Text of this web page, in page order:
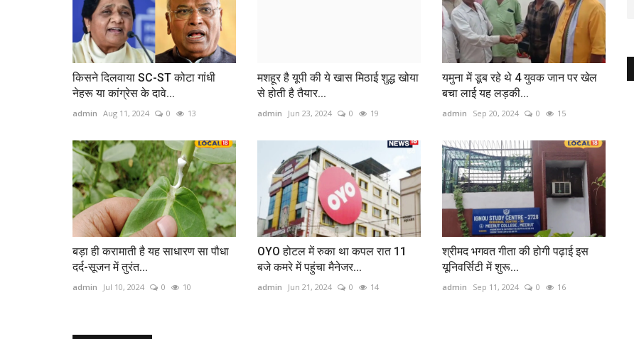
किसने दिलवाया SC-ST कोटा गांधी
नेहरू या कांग्रेस के दावे...
admin Aug 11, 2024 0 13
मशहूर है यूपी की ये खास मिठाई शुद्ध खोया
से होती है तैयार...
admin Jun 23, 2024 0 19
यमुना में डूब रहे थे 4 युवक जान पर खेल
बचा लाई यह लड़की...
admin Sep 20, 2024 0 15
बड़ा ही करामाती है यह साधारण सा पौधा
दर्द-सूजन में तुरंत...
admin Jul 10, 2024 0 10
OYO होटल में रुका था कपल रात 11
बजे कमरे में पहुंचा मैनेजर...
admin Jun 21, 2024 0 14
श्रीमद भगवत गीता की होगी पढ़ाई इस
यूनिवर्सिटी में शुरू...
admin Sep 11, 2024 0 16